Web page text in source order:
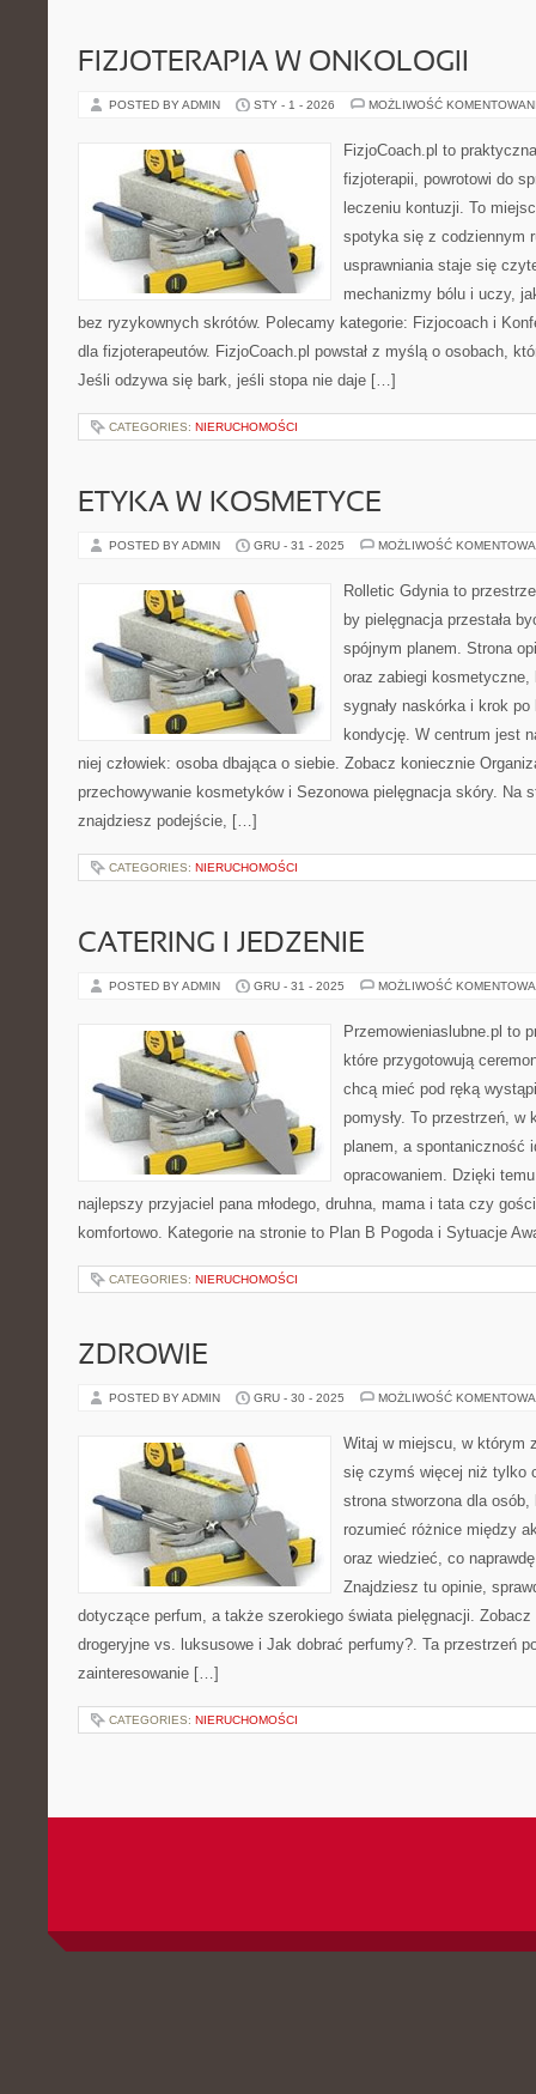
FIZJOTERAPIA W ONKOLOGII
POSTED BY ADMIN STY - 1 - 2026 MOŻLIWOŚĆ
FizjoCoach.pl to
fizjoterapii, powrotowi do
leczeniu kontuzji. To
spotyka się z codziennym
usprawniania staje się
mechanizmy bólu i uczy,
bez ryzykownych skrótów. Polecamy kategorie: Fizjocoach i
dla fizjoterapeutów. FizjoCoach.pl powstał z myślą o osobach,
Jeśli odzywa się bark, jeśli stopa nie daje […]
CATEGORIES: NIERUCHOMOŚCI
ETYKA W KOSMETYCE
POSTED BY ADMIN GRU - 31 - 2025 MOŻLIWOŚĆ
Rolletic Gdynia to
by pielęgnacja przestała
spójnym planem. Strona
oraz zabiegi
sygnały naskórka i krok
kondycję. W centrum jest
niej człowiek: osoba dbająca o siebie. Zobacz koniecznie
przechowywanie kosmetyków i Sezonowa pielęgnacja skóry. Na
znajdziesz podejście, […]
CATEGORIES: NIERUCHOMOŚCI
CATERING I JEDZENIE
POSTED BY ADMIN GRU - 31 - 2025 MOŻLIWOŚĆ
Przemowieniaslubne.pl to
które przygotowują
chcą mieć pod ręką
pomysły. To przestrzeń, w
planem, a spontaniczność
opracowaniem. Dzięki
najlepszy przyjaciel pana młodego, druhna, mama i tata czy
komfortowo. Kategorie na stronie to Plan B Pogoda i Sytuacje
CATEGORIES: NIERUCHOMOŚCI
ZDROWIE
POSTED BY ADMIN GRU - 30 - 2025 MOŻLIWOŚĆ
Witaj w miejscu, w którym
się czymś więcej niż tylko
strona stworzona dla
rozumieć różnice między
oraz wiedzieć, co
Znajdziesz tu opinie,
dotyczące perfum, a także szerokiego świata pielęgnacji.
drogeryjne vs. luksusowe i Jak dobrać perfumy?. Ta przestrzeń
zainteresowanie […]
CATEGORIES: NIERUCHOMOŚCI